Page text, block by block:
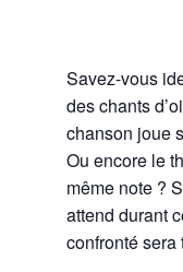
Savez-vous
des chants
chanson joue
Ou encore le
même note ?
attend durant
confronté sera